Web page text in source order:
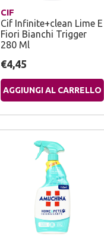
CIF
Cif Infinite+clean Lime E
Fiori Bianchi Trigger
280 Ml
€4,45
AGGIUNGI AL CARRELLO